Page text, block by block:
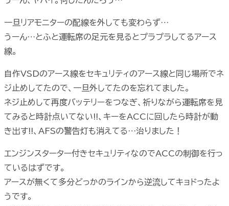
一旦リアモニターの配線を外しても変わらず…
うーん…とふと運転席の足元を見るとプラプラしてるアース
線。
自作VSDのアース線をセキュリティのアース線と同じ場所でネ
ジ止めしてたので、一旦外してたのを忘れてました。
ネジ止めして再度バッテリーをつなぎ、祈りながら運転席を見
てみると時計点いてない!!、キーをACCに回したら時計が動
き出す!!、AFSの警告灯も消えてる…治りました！
エンジンスターター付きセキュリティなのでACCの制御を行っ
ているはずです。
アースが無くて多分どっかのラインから逆流してキョドったよ
うです。